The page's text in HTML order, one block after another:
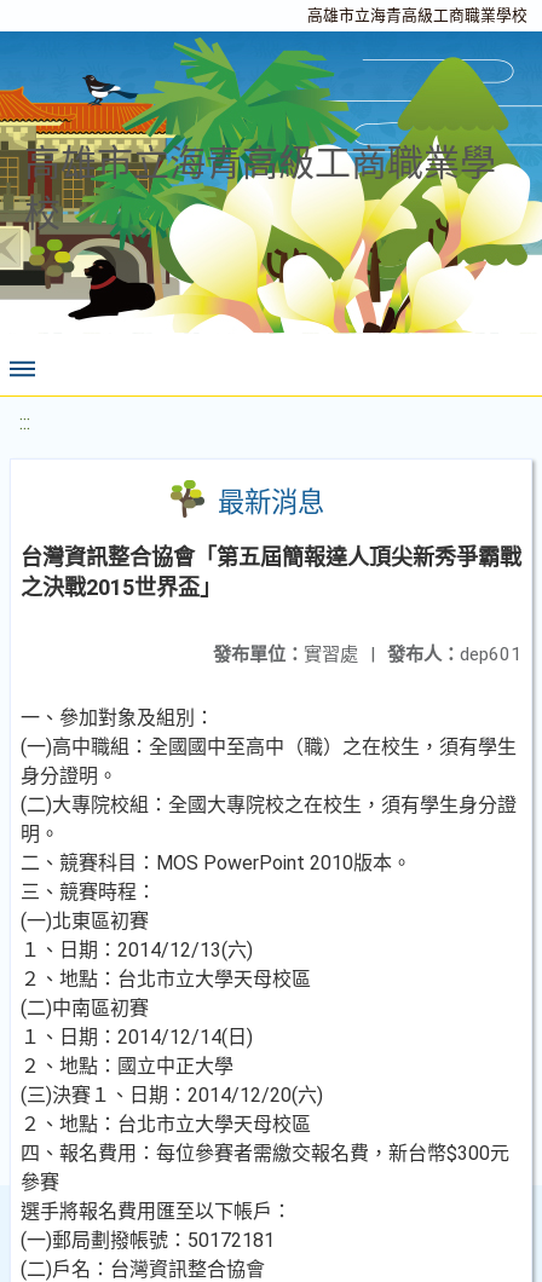
高雄市立海青高級工商職業學校
高雄市立海青高級工商職業學
校
:::
最新消息
台灣資訊整合協會「第五屆簡報達人頂尖新秀爭霸戰
之決戰2015世界盃」
發布人： dep601
發布單位： 實習處 |
一、參加對象及組別：
(一)高中職組：全國國中至高中（職）之在校生，須有學生
身分證明。
(二)大專院校組：全國大專院校之在校生，須有學生身分證
明。
二、競賽科目：MOS PowerPoint 2010版本。
三、競賽時程：
(一)北東區初賽
１、日期：2014/12/13(六)
２、地點：台北市立大學天母校區
(二)中南區初賽
１、日期：2014/12/14(日)
２、地點：國立中正大學
(三)決賽１、日期：2014/12/20(六)
２、地點：台北市立大學天母校區
四、報名費用：每位參賽者需繳交報名費，新台幣$300元
參賽
選手將報名費用匯至以下帳戶：
(一)郵局劃撥帳號：50172181
(二)戶名：台灣資訊整合協會